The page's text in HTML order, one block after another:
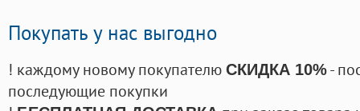
Покупать у нас выгодно
! каждому новому покупателю СКИДКА 10%-
последующие покупки